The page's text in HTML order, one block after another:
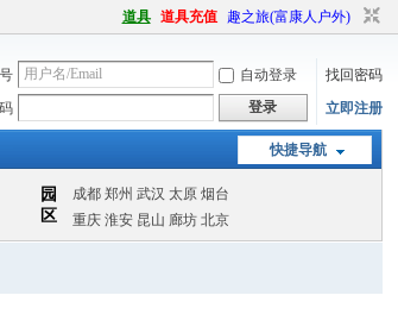
道具 道具充值 趣之旅(富康人户外)
自动登录
找回密码
登录 立即注册
快捷导航